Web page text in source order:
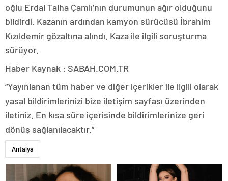
oğlu Erdal Talha Çamlı’nın durumunun ağır olduğunu
bildirdi. Kazanın ardından kamyon sürücüsü İbrahim
Kızıldemir gözaltına alındı. Kaza ile ilgili soruşturma
sürüyor.
Haber Kaynak : SABAH.COM.TR
“Yayınlanan tüm haber ve diğer içerikler ile ilgili olarak
yasal bildirimlerinizi bize iletişim sayfası üzerinden
iletiniz. En kısa süre içerisinde bildirimlerinize geri
dönüş sağlanılacaktır.”
Antalya